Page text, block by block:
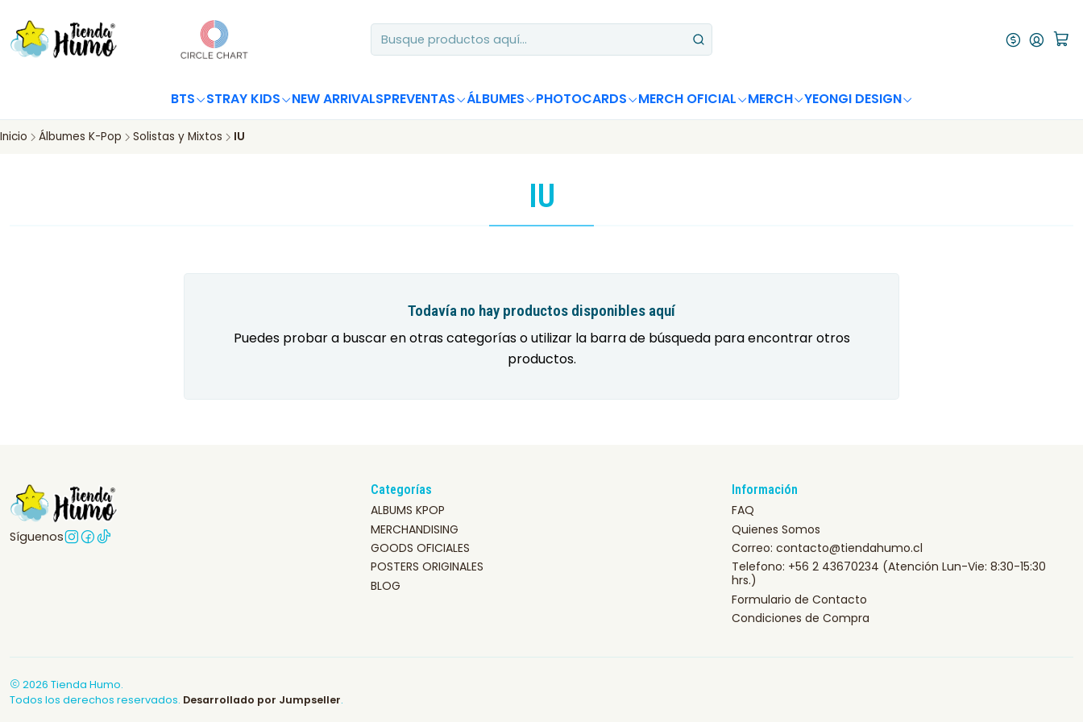
BTS STRAY KIDS NEW ARRIVALSPREVENTAS ÁLBUMES PHOTOCARDS MERCH OFICIAL MERCH YEONGI DESIGN
Inicio Álbumes K-Pop Solistas y Mixtos IU
IU
Todavía no hay productos disponibles aquí
Puedes probar a buscar en otras categorías o utilizar la barra de búsqueda para encontrar otros
productos.
Síguenos
Categorías
ALBUMS KPOP
MERCHANDISING
GOODS OFICIALES
POSTERS ORIGINALES
BLOG
Información
FAQ
Quienes Somos
Correo: contacto@tiendahumo.cl
Telefono: +56 2 43670234 (Atención Lun-Vie: 8:30-15:30
hrs.)
Formulario de Contacto
Condiciones de Compra
2026 Tienda Humo.
Todos los derechos reservados. Desarrollado por Jumpseller.